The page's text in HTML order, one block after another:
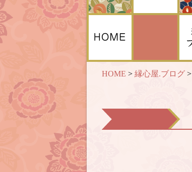
HOME > 縁心屋.ブログ >